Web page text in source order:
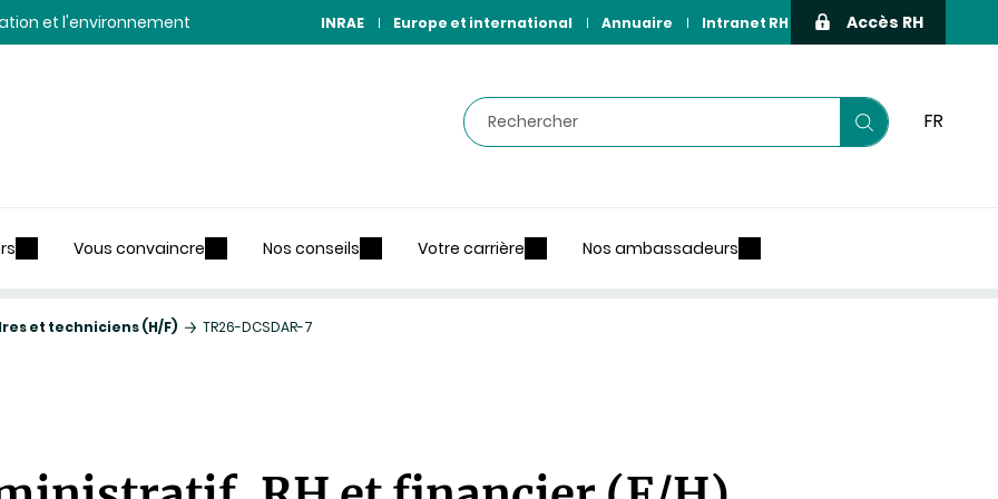
et l'environnement INRAE Europe et international Annuaire Intranet RH Accès RH
Rechercher
Lancer
FR
Vous convaincre Nos conseils Votre carrière Nos ambassadeurs
et techniciens (H/F) TR26-DCSDAR-7